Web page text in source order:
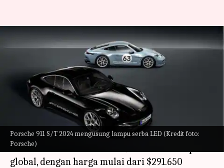
Porsche 911 S/T 2024 mengusung lampu serba LED (Kredit foto:
Porsche)
Porsche 911 S/T 2024 produksi
terbatas diperkenalkan:
Periksa fitur terbaiknya
menulis Bob Aug 03, 2023 10:38 am
Porsche telah meluncurkan model edisi S/T
khusus berdasarkan mobil 911 2024 untuk pasar
global, dengan harga mulai dari $291.650